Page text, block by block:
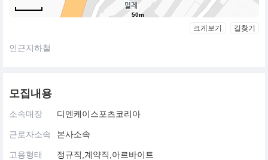
50m
크게보기 길찾기
인근지하철
모집내용
소속매장 디엔케이스포츠코리아
근로자소속 본사소속
고용형태 정규직,계약직,아르바이트